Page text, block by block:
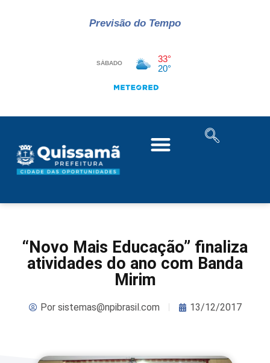
Previsão do Tempo
“Novo Mais Educação” finaliza
atividades do ano com Banda
Mirim
Porsistemas@npibrasil.com 13/12/2017